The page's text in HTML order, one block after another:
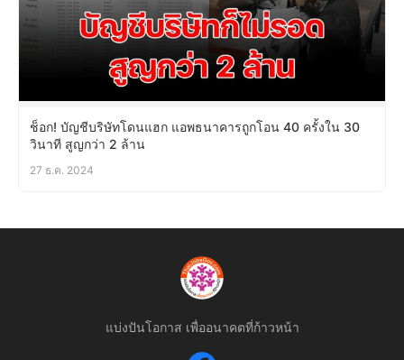
ช็อก! บัญชีบริษัทโดนแฮก แอพธนาคารถูกโอน 40 ครั้งใน 30
วินาที สูญกว่า 2 ล้าน
27 ธ.ค. 2024
แบ่งปันโอกาส เพื่ออนาคตที่ก้าวหน้า